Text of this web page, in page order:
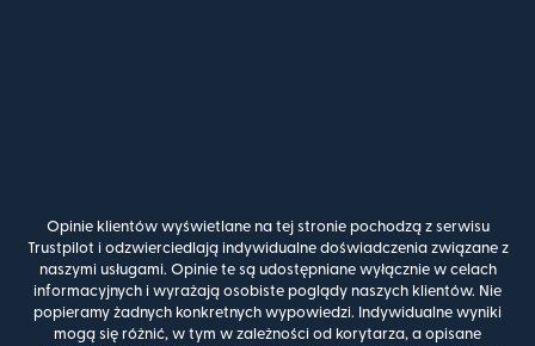
Opinie klientów wyświetlane na tej stronie pochodzą z serwisu
Trustpilot i odzwierciedlają indywidualne doświadczenia związane z
naszymi usługami. Opinie te są udostępniane wyłącznie w celach
informacyjnych i wyrażają osobiste poglądy naszych klientów. Nie
popieramy żadnych konkretnych wypowiedzi. Indywidualne wyniki
mogą się różnić, w tym w zależności od korytarza, a opisane